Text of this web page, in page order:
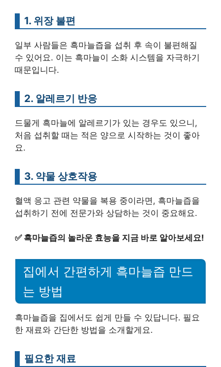
1. 위장 불편
일부 사람들은 흑마늘즙을 섭취 후 속이 불편해질
수 있어요. 이는 흑마늘이 소화 시스템을 자극하기
때문입니다.
2. 알레르기 반응
드물게 흑마늘에 알레르기가 있는 경우도 있으니,
처음 섭취할 때는 적은 양으로 시작하는 것이 좋아
요.
3. 약물 상호작용
혈액 응고 관련 약물을 복용 중이라면, 흑마늘즙을
섭취하기 전에 전문가와 상담하는 것이 중요해요.
✅ 흑마늘즙의 놀라운 효능을 지금 바로 알아보세요!
집에서 간편하게 흑마늘즙 만드
는 방법
흑마늘즙을 집에서도 쉽게 만들 수 있답니다. 필요
한 재료와 간단한 방법을 소개할게요.
필요한 재료